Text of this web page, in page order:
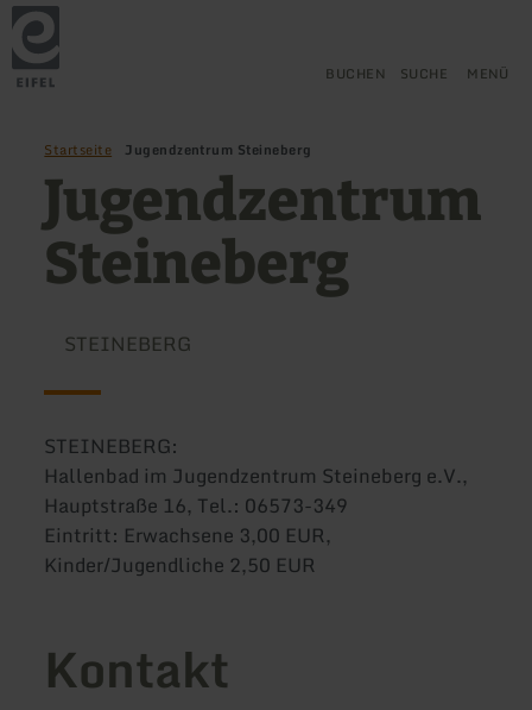
Zurück
zur
Startseite
BUCHEN SUCHE MENÜ
Startseite Jugendzentrum Steineberg
Jugendzentrum
Steineberg
STEINEBERG
STEINEBERG:
Hallenbad im Jugendzentrum Steineberg e.V.,
Hauptstraße 16, Tel.: 06573-349
Eintritt: Erwachsene 3,00 EUR,
Kinder/Jugendliche 2,50 EUR
Kontakt